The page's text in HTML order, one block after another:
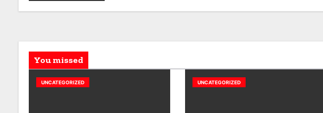
n
You missed
UNCATEGORIZED UNCATEGORIZED